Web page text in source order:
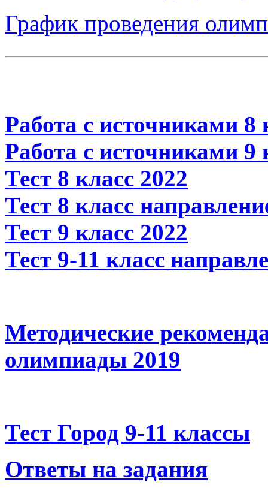
График проведения
Работа с источниками 8
Работа с источниками 9
Тест 8 класс 2022
Тест 8 класс
Тест 9 класс 2022
Тест 9-11 класс
Методические
олимпиады 2019
Тест Город 9-11 классы
Ответы на задания